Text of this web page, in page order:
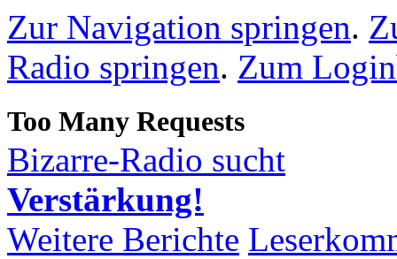
Zur Navigation springen.
Radio springen. Zum
Bizarre-Radio sucht
Verstärkung!
Weitere Berichte